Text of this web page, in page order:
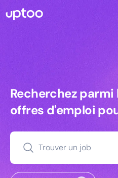
Recherchez
Recherchez parmi
offres d'emploi
Trouver un job